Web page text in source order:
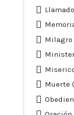
Llamado
Milagro
Muerte